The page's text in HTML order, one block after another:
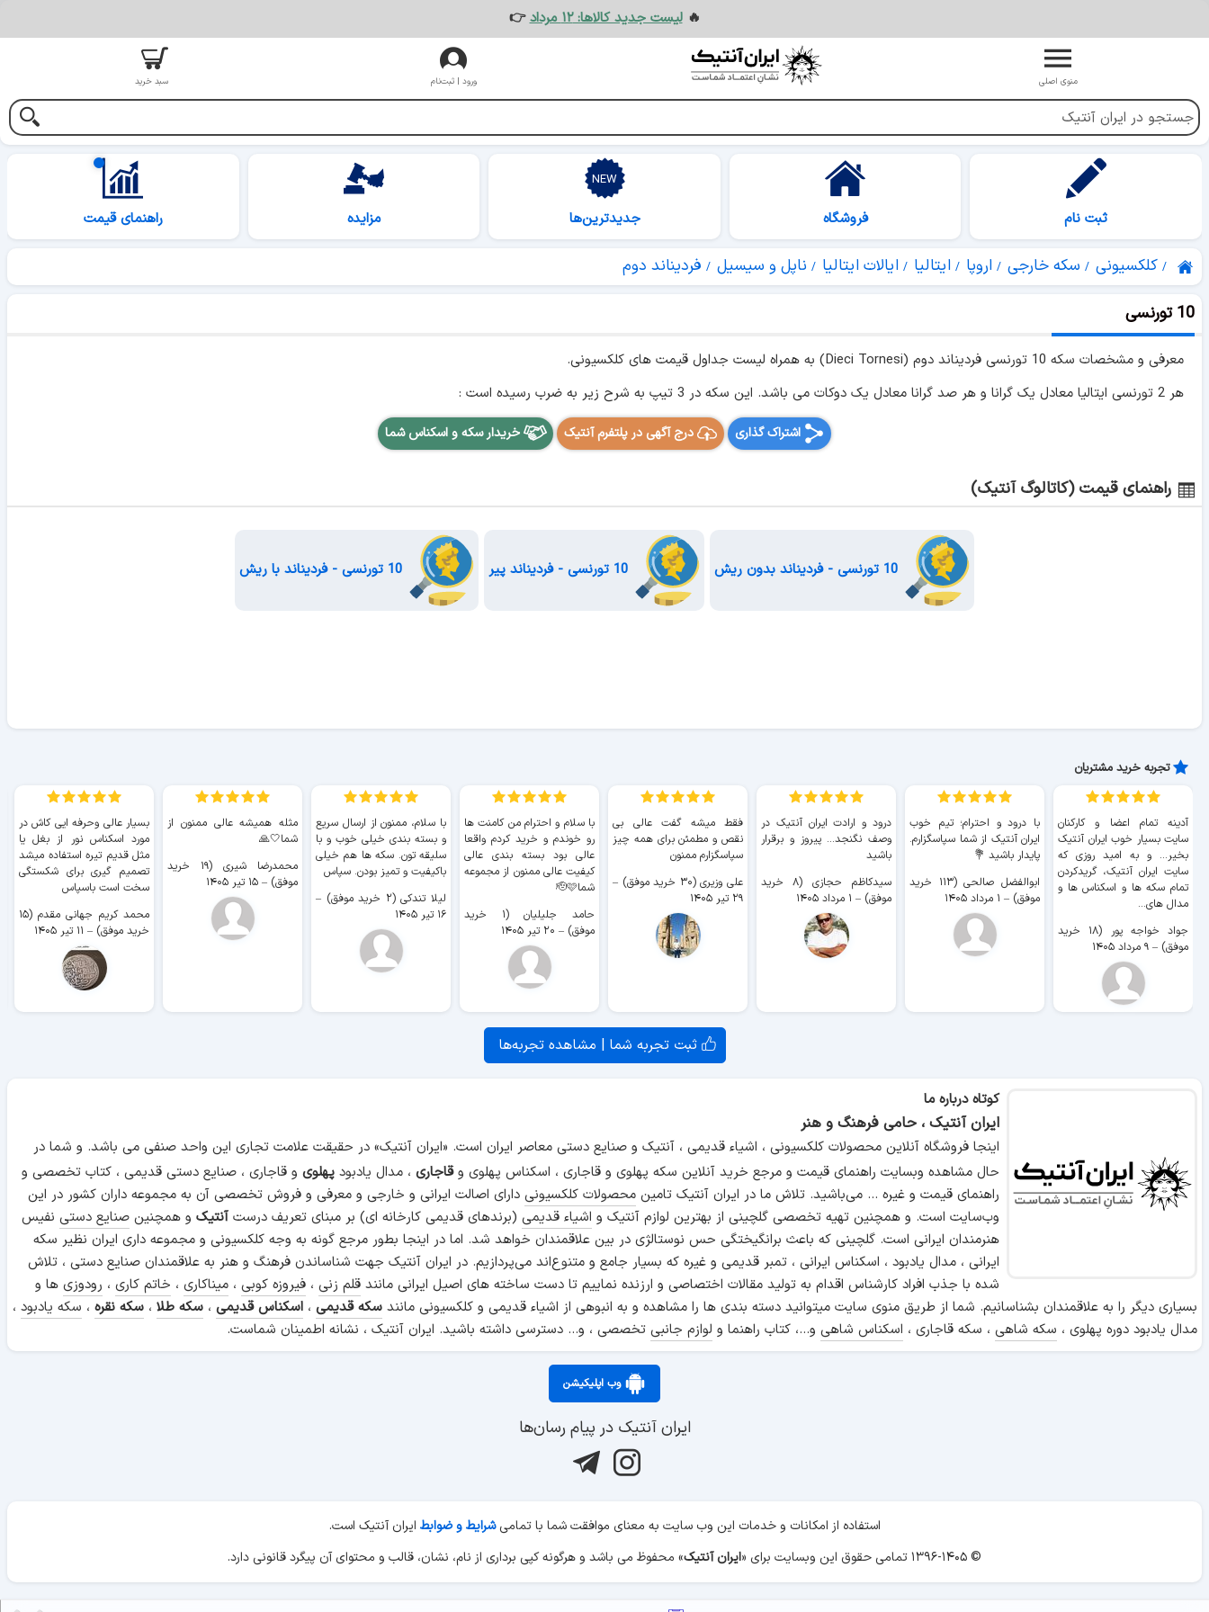
🔥لیست جدید کالاها: ۱۲ مرداد 👉
منوی اصلی ورود | ثبت‌نام سبد خرید
ثبت نام فروشگاه جدیدترین‌ها مزایده راهنمای قیمت
کلکسیونی سکه خارجی اروپا ایتالیا ایالات ایتالیا ناپل و سیسیل فردیناند دوم
10 تورنسی
معرفی و مشخصات سکه 10 تورنسی فردیناند دوم (Dieci Tornesi) به همراه لیست جداول قیمت های کلکسیونی.
هر 2 تورنسی ایتالیا معادل یک گرانا و هر صد گرانا معادل یک دوکات می باشد. این سکه در 3 تیپ به شرح زیر به ضرب رسیده است :
اشتراک گذاری درج آگهی در پلتفرم آنتیک خریدار سکه و اسکناس شما
راهنمای قیمت (کاتالوگ آنتیک)
10 تورنسی - فردیناند بدون ریش 10 تورنسی - فردیناند پیر 10 تورنسی - فردیناند با ریش
تجربه خرید مشتریان
آدینه تمام اعضا و کارکنان
سایت بسیار خوب ايران آنتیک
بخیر... و به امید روزی که
سایت ايران آنتیک، گریدکردن
تمام سکه ها و اسکناس ها و
مدال های...
جواد خواجه پور (۱۸ خرید
موفق) – ۹ مرداد ۱۴۰۵
با درود و احترام؛ تیم خوب
ایران آنتیک از شما سپاسگزارم.
پایدار باشید 💐
ابوالفضل صالحی (۱۱۳ خرید
موفق) – ۱ مرداد ۱۴۰۵
درود و ارادت ایران آنتیک در
وصف نگنجد... پیروز و برقرار
باشید
سیدکاظم حجازی (۸ خرید
موفق) – ۱ مرداد ۱۴۰۵
فقط میشه گفت عالی بی
نقص و مطمئن برای همه چیز
سپاسگزارم ممنون
علی وزیری (۳۰ خرید موفق)
–
۲۹ تیر ۱۴۰۵
با سلام و احترام من کامنت ها
رو خوندم و خرید کردم واقعا
عالی بود بسته بندی عالی
کیفیت عالی ممنون از مجموعه
شما🫡🩷
حامد جلیلیان (۱ خرید
موفق) – ۲۰ تیر ۱۴۰۵
با سلام، ممنون از ارسال سریع
و بسته بندی خیلی خوب و با
سلیقه تون. سکه ها هم خیلی
باکیفیت و تمیز بودن. سپاس
لیلا تندکی (۲ خرید موفق)
–
۱۶ تیر ۱۴۰۵
مثله همیشه عالی ممنون از
شما🤍🙏
محمدرضا شیری (۱۹ خرید
موفق) – ۱۵ تیر ۱۴۰۵
بسیار عالی وحرفه ایی کاش در
مورد اسکناس نور از بغل یا
مثل قدیم تیره استفاده میشد
تصمیم گیری برای شکستگی
سخت است باسپاس
محمد کریم جهانی مقدم (۱۵
خرید موفق) – ۱۱ تیر ۱۴۰۵
ثبت تجربه شما | مشاهده تجربه‌ها
کوتاه درباره ما
ایران آنتیک ، حامی فرهنگ و هنر
اینجا فروشگاه آنلاین محصولات کلکسیونی ، اشیاء قدیمی ، آنتیک و صنایع دستی معاصر ایران است. «ایران آنتیک» در حقیقت علامت تجاری این واحد صنفی می باشد. و شما در
حال مشاهده وبسایت راهنمای قیمت و مرجع خرید آنلاین سکه پهلوی و قاجاری ، اسکناس پهلوی وقاجاری ، مدال یادبود پهلوی و قاجاری ، صنایع دستی قدیمی ، کتاب تخصصی و
راهنمای قیمت و غیره ... می‌باشید. تلاش ما در ایران آنتیک تامین محصولات کلکسیونی دارای اصالت ایرانی و خارجی و معرفی و فروش تخصصی آن به مجموعه داران کشور در این
وب‌سایت است. و همچنین تهیه تخصصی گلچینی از بهترین لوازم آنتیک و اشیاء قدیمی (برندهای قدیمی کارخانه ای) بر مبنای تعریف درست آنتیک و همچنین صنایع دستی نفیس
هنرمندان ایرانی است. گلچینی که باعث برانگیختگی حس نوستالژی در بین علاقمندان خواهد شد. اما در اینجا بطور مرجع گونه به وجه کلکسیونی و مجموعه داری ایران نظیر سکه
ایرانی ، مدال یادبود ، اسکناس ایرانی ، تمبر قدیمی و غیره که بسیار جامع و متنوع‌اند می‌پردازیم. در ایران آنتیک جهت شناساندن فرهنگ و هنر به علاقمندان صنایع دستی ، تلاش
شده با جذب افراد کارشناس اقدام به تولید مقالات اختصاصی و ارزنده نماییم تا دست ساخته های اصیل ایرانی مانند قلم زنی ، فیروزه کوبی ، میناکاری ، خاتم کاری ، رودوزی ها و
بسیاری دیگر را به علاقمندان بشناسانیم. شما از طریق منوی سایت میتوانید دسته بندی ها را مشاهده و به انبوهی از اشیاء قدیمی و کلکسیونی مانند سکه قدیمی ، اسکناس قدیمی ، سکه طلا ، سکه نقره ، سکه یادبود ،
مدال یادبود دوره پهلوی ، سکه شاهی ، سکه قاجاری ، اسکناس شاهی و...، کتاب راهنما و لوازم جانبی تخصصی ، و... دسترسی داشته باشید. ایران آنتیک ، نشانه اطمینان شماست.
وب اپلیکیشن
ایران آنتیک در پیام رسان‌ها
استفاده از امکانات و خدمات این وب سایت به معنای موافقت شما با تمامیشرایط و ضوابط ایران آنتیک است.
© ۱۳۹۶-۱۴۰۵ تمامی حقوق این وبسایت برای «
ایران آنتیک» محفوظ می باشد و هرگونه کپی برداری از نام، نشان، قالب و محتوای آن پیگرد قانونی دارد.